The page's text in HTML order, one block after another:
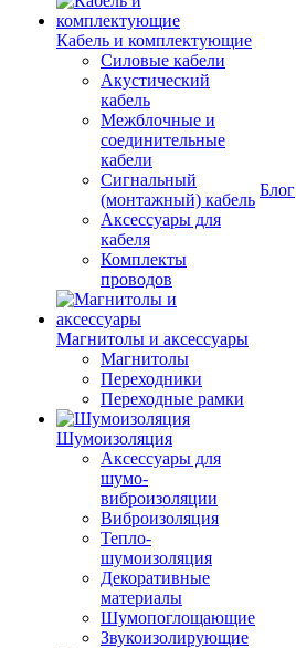
Кабель и комплектующие
Силовые кабели
Акустический
кабель
Межблочные и
соединительные
кабели
Сигнальный
(монтажный) кабель
Аксессуары для
кабеля
Комплекты
проводов
Магнитолы и аксессуары
Магнитолы
Переходники
Переходные рамки
Шумоизоляция
Аксессуары для
шумо-
виброизоляции
Виброизоляция
Тепло-
шумоизоляция
Декоративные
материалы
Шумопоглощающие
Звукоизолирующие
Блог